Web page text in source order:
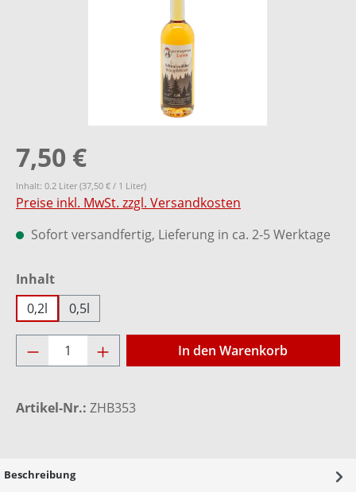
7,50 €
Inhalt: 0.2 Liter (37,50 € / 1 Liter)
Preise inkl. MwSt. zzgl. Versandkosten
Sofort versandfertig, Lieferung in ca. 2-5 Werktage
Inhaltauswählen
0,2l
0,5l
Produkt Anzahl: Gib den gewünschten
In den Warenkorb
Artikel-Nr.: ZHB353
Beschreibung